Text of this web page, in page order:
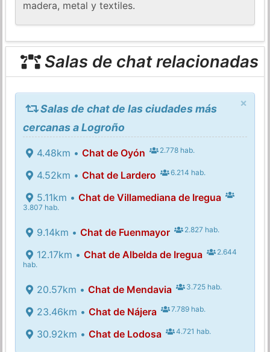
madera, metal y textiles.
Salas de chat relacionadas
×
Salas de chat de las ciudades más
cercanas a Logroño
4.48km • Chat de Oyón 2.778 hab.
4.52km • Chat de Lardero 6.214 hab.
5.11km • Chat de Villamediana de Iregua
3.807 hab.
9.14km • Chat de Fuenmayor 2.827 hab.
12.17km • Chat de Albelda de Iregua
2.644
hab.
20.57km • Chat de Mendavia 3.725 hab.
23.46km • Chat de Nájera 7.789 hab.
30.92km • Chat de Lodosa 4.721 hab.